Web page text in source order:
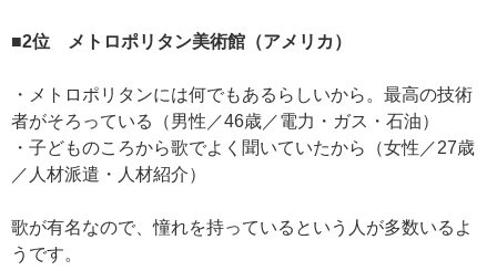
■2位 メトロポリタン美術館（アメリカ）
・メトロポリタンには何でもあるらしいから。最高の技術
者がそろっている（男性／46歳／電力・ガス・石油）
・子どものころから歌でよく聞いていたから（女性／27歳
／人材派遣・人材紹介）
歌が有名なので、憧れを持っているという人が多数いるよ
うです。